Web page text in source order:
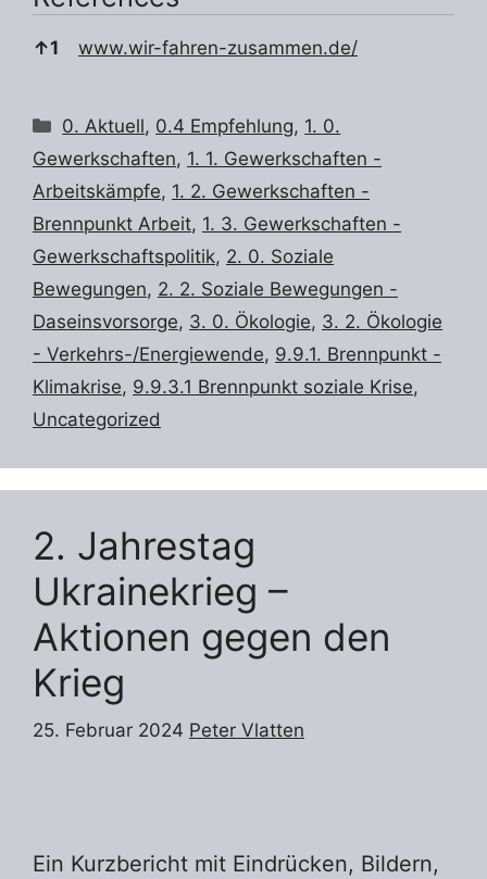
References
↑1 www.wir-fahren-zusammen.de/
Kategorien
0. Aktuell, 0.4 Empfehlung, 1. 0.
Gewerkschaften, 1. 1. Gewerkschaften -
Arbeitskämpfe, 1. 2. Gewerkschaften -
Brennpunkt Arbeit, 1. 3. Gewerkschaften -
Gewerkschaftspolitik, 2. 0. Soziale
Bewegungen, 2. 2. Soziale Bewegungen -
Daseinsvorsorge, 3. 0. Ökologie, 3. 2. Ökologie
- Verkehrs-/Energiewende, 9.9.1. Brennpunkt -
Klimakrise, 9.9.3.1 Brennpunkt soziale Krise,
Uncategorized
2. Jahrestag
Ukrainekrieg –
Aktionen gegen den
Krieg
25. Februar 2024 Peter Vlatten
Ein Kurzbericht mit Eindrücken, Bildern,